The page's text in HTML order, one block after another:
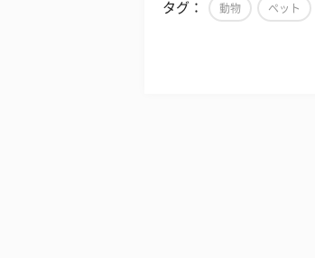
タグ： 動物 ペット